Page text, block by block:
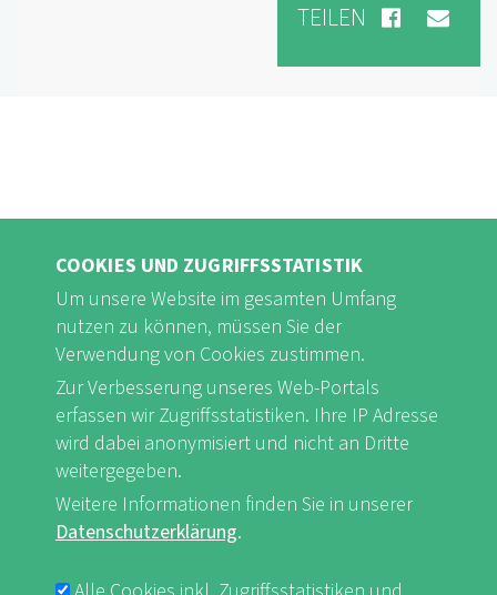
TEILEN
FB
FUSSBEREICHSMENÜ
Impressum & Datenschutz nf-int.org
COOKIES UND ZUGRIFFSSTATISTIK
Um unsere Website im gesamten Umfang
nutzen zu können, müssen Sie der
Verwendung von Cookies zustimmen.
Zur Verbesserung unseres Web-Portals
erfassen wir Zugriffsstatistiken. Ihre IP Adresse
wird dabei anonymisiert und nicht an Dritte
weitergegeben.
Weitere Informationen finden Sie in unserer
Datenschutzerklärung.